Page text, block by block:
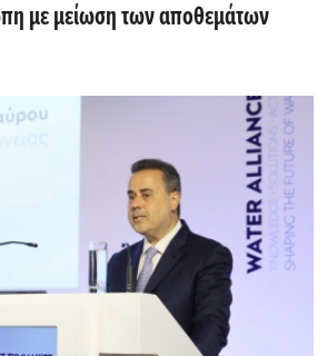
με μείωση των αποθεμάτων